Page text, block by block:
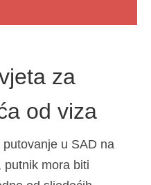
za
od viza
u SAD na
putnik mora biti